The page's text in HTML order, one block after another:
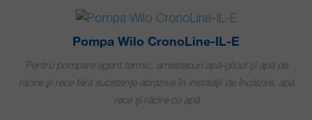
Pompa Wilo CronoLine-IL-E
Pentru pompare agent termic, amestecuri apă-glicol și apă de
răcire și rece fără substanțe abrazive în instalații de încălzire, apă
rece și răcire cu apă